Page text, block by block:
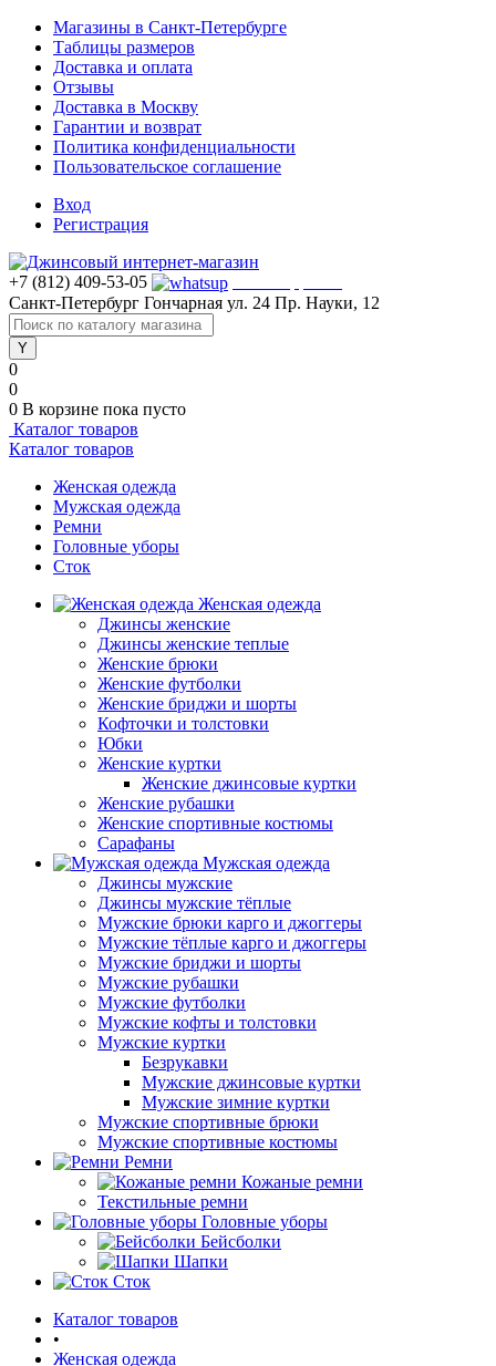
Магазины в Санкт-Петербурге
Таблицы размеров
Доставка и оплата
Отзывы
Доставка в Москву
Гарантии и возврат
Политика конфиденциальности
Пользовательское соглашение
Вход
Регистрация
+7 (812) 409-53-05
Санкт-Петербург Гончарная ул. 24 Пр. Науки, 12
0
0
0 В корзине пока пусто
Каталог товаров
Каталог товаров
Женская одежда
Мужская одежда
Ремни
Головные уборы
Сток
Женская одежда
Джинсы женские
Джинсы женские теплые
Женские брюки
Женские футболки
Женские бриджи и шорты
Кофточки и толстовки
Юбки
Женские куртки
Женские джинсовые куртки
Женские рубашки
Женские спортивные костюмы
Сарафаны
Мужская одежда
Джинсы мужские
Джинсы мужские тёплые
Мужские брюки карго и джоггеры
Мужские тёплые карго и джоггеры
Мужские бриджи и шорты
Мужские рубашки
Мужские футболки
Мужские кофты и толстовки
Мужские куртки
Безрукавки
Мужские джинсовые куртки
Мужские зимние куртки
Мужские спортивные брюки
Мужские спортивные костюмы
Ремни
Кожаные ремни
Текстильные ремни
Головные уборы
Бейсболки
Шапки
Сток
Каталог товаров
•
Женская одежда